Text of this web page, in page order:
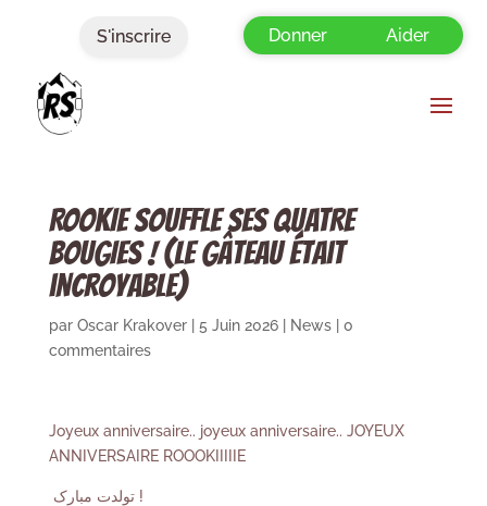
S'inscrire Donner Aider
ROOKIE SOUFFLE SES QUATRE
BOUGIES ! (le gâteau était
incroyable)
par Oscar Krakover| 5 Juin 2026| News| 0
commentaires
Joyeux anniversaire.. joyeux anniversaire.. JOYEUX
ANNIVERSAIRE ROOOKIIIIIE
تولدت مبارک !